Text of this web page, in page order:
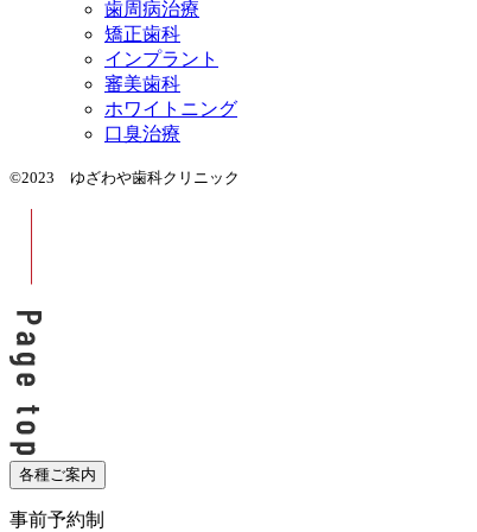
歯周病治療
矯正歯科
インプラント
審美歯科
ホワイトニング
口臭治療
©2023 ゆざわや歯科クリニック
各種ご案内
事前予約制